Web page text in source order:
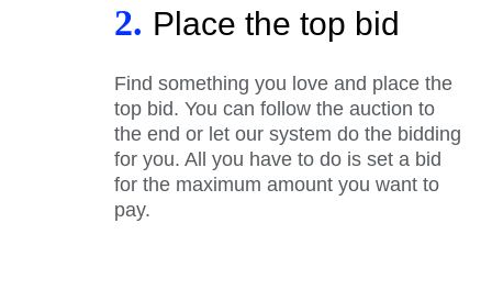
2. Place the top bid
Find something you love and place the
top bid. You can follow the auction to
the end or let our system do the bidding
for you. All you have to do is set a bid
for the maximum amount you want to
pay.